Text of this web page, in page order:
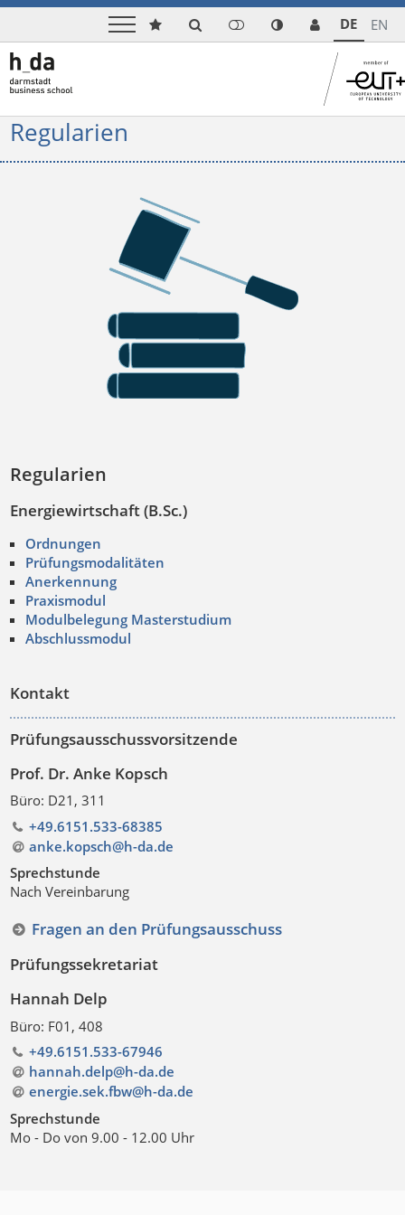
DE EN
Regularien
Regularien
Energiewirtschaft (B.Sc.)
Ordnungen
Prüfungsmodalitäten
Anerkennung
Praxismodul
Modulbelegung Masterstudium
Abschlussmodul
Kontakt
Prüfungsausschussvorsitzende
Prof. Dr. Anke Kopsch
Büro: D21, 311
+49.6151.533-68385
anke.kopsch@h-da.de
Sprechstunde
Nach Vereinbarung
Fragen an den Prüfungsausschuss
Prüfungssekretariat
Hannah Delp
Büro: F01, 408
+49.6151.533-67946
hannah.delp@h-da.de
energie.sek.fbw@h-da.de
Sprechstunde
Mo - Do von 9.00 - 12.00 Uhr